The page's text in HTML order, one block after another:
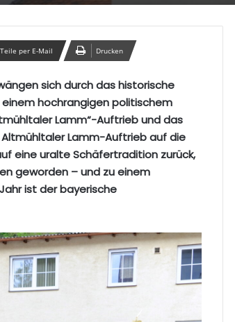
Teile per E-Mail Drucken
sich durch das historische
hochrangigen politischem
Lamm“-Auftrieb und das
Lamm-Auftrieb auf die
eine uralte Schäfertradition zurück,
geworden – und zu einem
ist der bayerische